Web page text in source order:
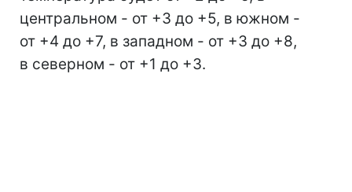
центральном - от +3 до +5, в южном -
от +4 до +7, в западном - от +3 до +8,
в северном - от +1 до +3.